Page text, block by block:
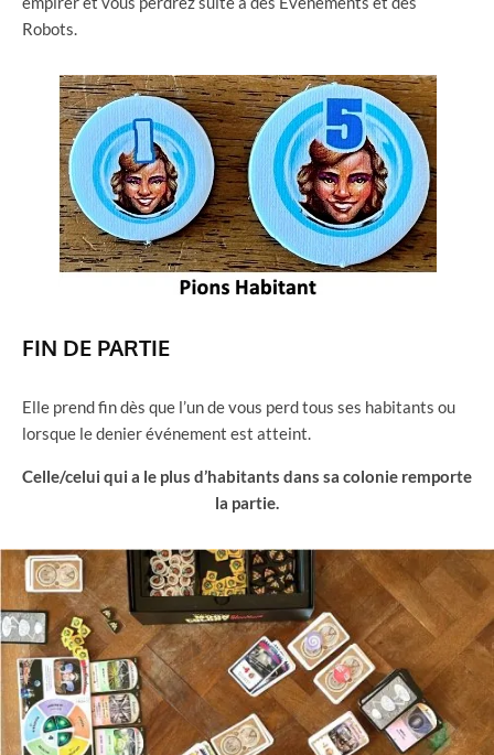
Robots.
FIN DE PARTIE
Elle prend fin dès que l’un de vous perd tous ses habitants ou
lorsque le denier événement est atteint.
Celle/celui qui a le plus d’habitants dans sa colonie remporte
la partie.